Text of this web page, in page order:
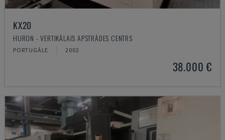
KX20
HURON - VERTIKĀLAIS APSTRĀDES CENTRS
PORTUGĀLE 2002
38.000 €